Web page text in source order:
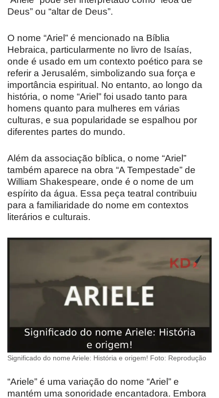
Deus” ou “altar de Deus”.
O nome “Ariel” é mencionado na Bíblia
Hebraica, particularmente no livro de Isaías,
onde é usado em um contexto poético para se
referir a Jerusalém, simbolizando sua força e
importância espiritual. No entanto, ao longo da
história, o nome “Ariel” foi usado tanto para
homens quanto para mulheres em várias
culturas, e sua popularidade se espalhou por
diferentes partes do mundo.
Além da associação bíblica, o nome “Ariel”
também aparece na obra “A Tempestade” de
William Shakespeare, onde é o nome de um
espírito da água. Essa peça teatral contribuiu
para a familiaridade do nome em contextos
literários e culturais.
Significado do nome Ariele: História e origem! Foto: Reprodução
“Ariele” é uma variação do nome “Ariel” e
mantém uma sonoridade encantadora. Embora